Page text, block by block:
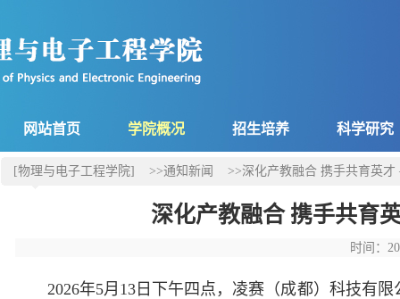
网站首页 学院概况 招生培养 科学研究
[物理与电子工程学院] >>通知新闻 >>深化产教融合 携手共育英
深化产教融合 携手共育
时间：
2026年5月13日下午四点，凌赛（成都）科技有